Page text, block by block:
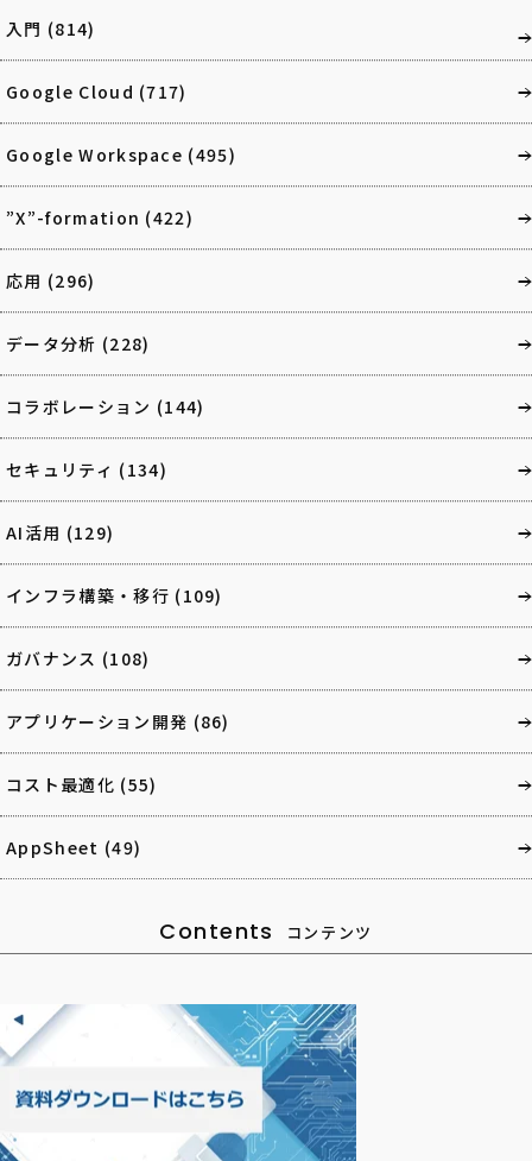
入門 (814)
Google Cloud (717)
Google Workspace (495)
”X”-formation (422)
応用 (296)
データ分析 (228)
コラボレーション (144)
セキュリティ (134)
AI活用 (129)
インフラ構築・移行 (109)
ガバナンス (108)
アプリケーション開発 (86)
コスト最適化 (55)
AppSheet (49)
Contents コンテンツ